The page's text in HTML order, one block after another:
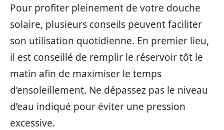
Pour profiter pleinement de votre douche
solaire, plusieurs conseils peuvent faciliter
son utilisation quotidienne. En premier lieu,
il est conseillé de remplir le réservoir tôt le
matin afin de maximiser le temps
d’ensoleillement. Ne dépassez pas le niveau
d’eau indiqué pour éviter une pression
excessive.